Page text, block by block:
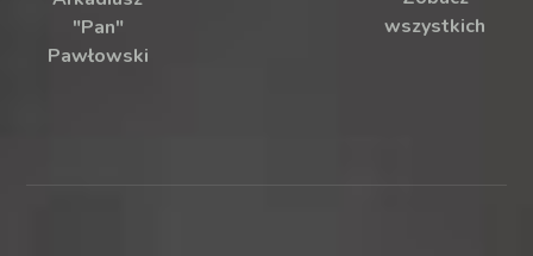
"Pan"
Pawłowski
wszystkich